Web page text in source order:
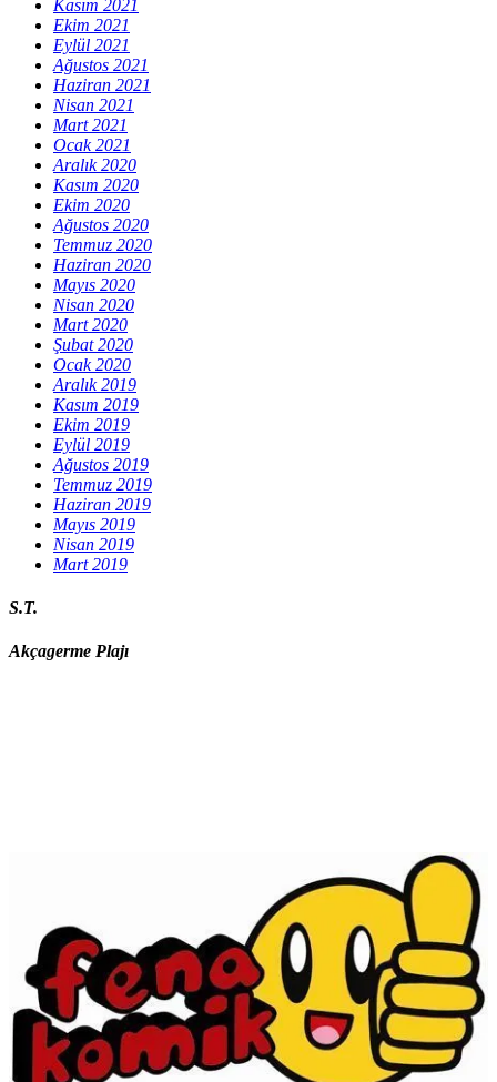
Kasım 2021
Ekim 2021
Eylül 2021
Ağustos 2021
Haziran 2021
Nisan 2021
Mart 2021
Ocak 2021
Aralık 2020
Kasım 2020
Ekim 2020
Ağustos 2020
Temmuz 2020
Haziran 2020
Mayıs 2020
Nisan 2020
Mart 2020
Şubat 2020
Ocak 2020
Aralık 2019
Kasım 2019
Ekim 2019
Eylül 2019
Ağustos 2019
Temmuz 2019
Haziran 2019
Mayıs 2019
Nisan 2019
Mart 2019
S.T.
Akçagerme Plajı